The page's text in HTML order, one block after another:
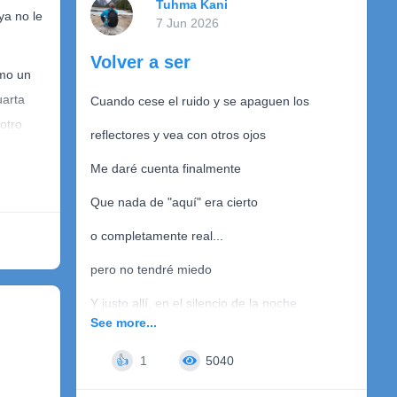
vía
para disfrutar de la alegría.
Tú eres el ánimo que
eres la luz que ilumina el
camino
que nos llevará juntos
hasta el final de la vida.
Tuhma Kani
no le
un
el
Tuhma Kani
7 Jun 2026
Volver a ser
Cuando cese el ruido y se apaguen los
reflectores y vea con otros ojos
Me daré cuenta finalmente
Que nada de "aquí" era cierto
o completamente real...
pero no tendré miedo
Y justo allí, en el silencio de la noche
totalmente...siempre estuve aprendiendo a
See more...
👍 1 5040